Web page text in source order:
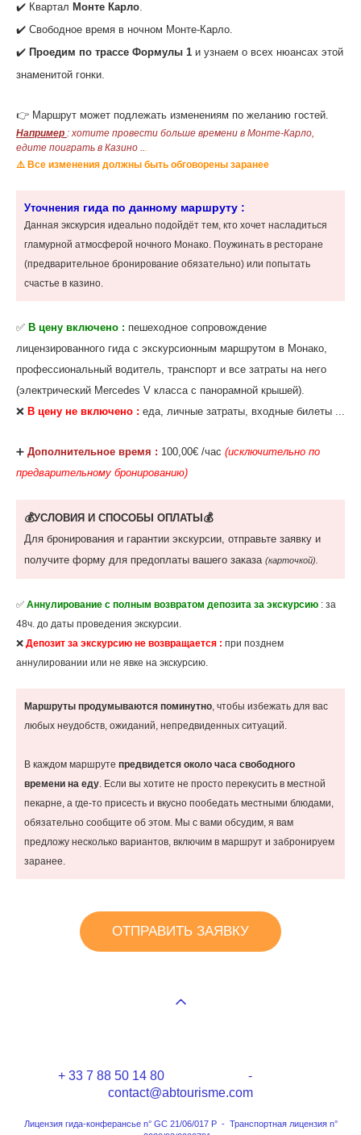
✔️ Квартал Монте Карло.
‌✔️ Свободное время в ночном Монте-Карло.
✔️ Проедим по трассе Формулы 1 и узнаем о всех нюансах этой
знаменитой гонки.
👉 Маршрут может подлежать изменениям по желанию гостей.
Например : хотите провести больше времени в Монте-Карло,
едите поиграть в Казино ...
⚠️ Все изменения должны быть обговорены заранее
Уточнения гида по данному маршруту :
Данная экскурсия идеально подойдёт тем, кто хочет насладиться
гламурной атмосферой ночного Монако. Поужинать в ресторане
(предварительное бронирование обязательно) или попытать
счастье в казино.
✅ В цену включено : пешеходное сопровождение
лицензированного гида с экскурсионным маршрутом в Монако,
профессиональный водитель, транспорт и все затраты на него
(электрический Mercedes V класса с панорамной крышей).
❌ В цену не включено : еда, личные затраты, входные билеты ...
‌➕ Дополнительное время : 100,00€ /час (исключительно по
предварительному бронированию)
💰УСЛОВИЯ И СПОСОБЫ ОПЛАТЫ💰
Для бронирования и гарантии экскурсии, отправьте заявку и
получите форму для предоплаты вашего заказа (карточкой).
✅ Аннулирование с полным возвратом депозита за экскурсию : за
48ч. до даты проведения экскурсии.
❌ Депозит за экскурсию не возвращается : при позднем
аннулировании или не явке на экскурсию.
Маршруты продумываются поминутно, чтобы избежать для вас
любых неудобств, ожиданий, непредвиденных ситуаций.
В каждом маршруте предвидется около часа свободного
времени на еду. Если вы хотите не просто перекусить в местной
пекарне, а где-то присесть и вкусно пообедать местными блюдами,
обязательно сообщите об этом. Мы с вами обсудим, я вам
предложу несколько вариантов, включим в маршрут и забронируем
заранее.
ОТПРАВИТЬ ЗАЯВКУ
+ 33 7 88 50 14 80 -
contact@abtourisme.com
Лицензия гида-конферансье n° GC 21/06/017 P - Транспортная лицензия n°